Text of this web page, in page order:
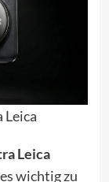
Leica
Leica
wichtig zu